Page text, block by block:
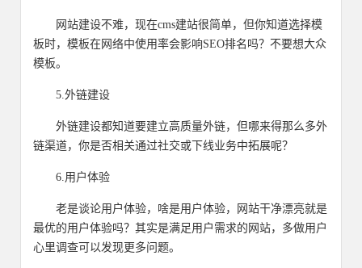
网站建设不难，现在cms建站很简单，但你知道选择模
板时，模板在网络中使用率会影响SEO排名吗？不要想大众
模板。
5.外链建设
外链建设都知道要建立高质量外链，但哪来得那么多外
链渠道，你是否相关通过社交或下线业务中拓展呢？
6.用户体验
老是谈论用户体验，啥是用户体验，网站干净漂亮就是
最优的用户体验吗？其实是满足用户需求的网站，多做用户
心里调查可以发现更多问题。